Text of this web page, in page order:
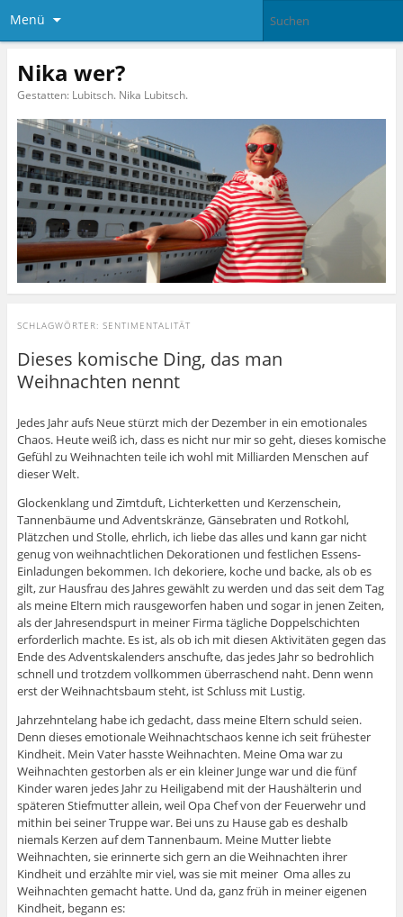
Menü
Nika wer?
Gestatten: Lubitsch. Nika Lubitsch.
SCHLAGWÖRTER: SENTIMENTALITÄT
Dieses komische Ding, das man
Weihnachten nennt
Jedes Jahr aufs Neue stürzt mich der Dezember in ein emotionales
Chaos. Heute weiß ich, dass es nicht nur mir so geht, dieses komische
Gefühl zu Weihnachten teile ich wohl mit Milliarden Menschen auf
dieser Welt.
Glockenklang und Zimtduft, Lichterketten und Kerzenschein,
Tannenbäume und Adventskränze, Gänsebraten und Rotkohl,
Plätzchen und Stolle, ehrlich, ich liebe das alles und kann gar nicht
genug von weihnachtlichen Dekorationen und festlichen Essens-
Einladungen bekommen. Ich dekoriere, koche und backe, als ob es
gilt, zur Hausfrau des Jahres gewählt zu werden und das seit dem Tag
als meine Eltern mich rausgeworfen haben und sogar in jenen Zeiten,
als der Jahresendspurt in meiner Firma tägliche Doppelschichten
erforderlich machte. Es ist, als ob ich mit diesen Aktivitäten gegen das
Ende des Adventskalenders anschufte, das jedes Jahr so bedrohlich
schnell und trotzdem vollkommen überraschend naht. Denn wenn
erst der Weihnachtsbaum steht, ist Schluss mit Lustig.
Jahrzehntelang habe ich gedacht, dass meine Eltern schuld seien.
Denn dieses emotionale Weihnachtschaos kenne ich seit frühester
Kindheit. Mein Vater hasste Weihnachten. Meine Oma war zu
Weihnachten gestorben als er ein kleiner Junge war und die fünf
Kinder waren jedes Jahr zu Heiligabend mit der Haushälterin und
späteren Stiefmutter allein, weil Opa Chef von der Feuerwehr und
mithin bei seiner Truppe war. Bei uns zu Hause gab es deshalb
niemals Kerzen auf dem Tannenbaum. Meine Mutter liebte
Weihnachten, sie erinnerte sich gern an die Weihnachten ihrer
Kindheit und erzählte mir viel, was sie mit meiner Oma alles zu
Weihnachten gemacht hatte. Und da, ganz früh in meiner eigenen
Kindheit, begann es: